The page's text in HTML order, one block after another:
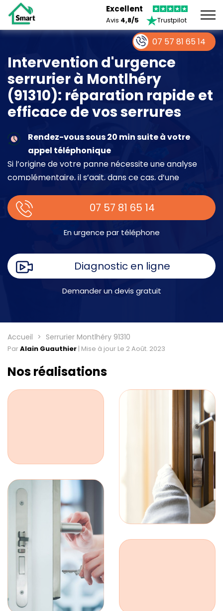
Excellent
Avis 4,8/5 Trustpilot
Intervention d'urgence
serrurier à Montlhéry
(91310): réparation rapide et
efficace de vos serrures
Rendez-vous sous 20 min suite à votre
appel téléphonique
Si l’origine de votre panne nécessite une analyse
complémentaire, il s’agit, dans ce cas, d’une
place.
07 57 81 65 14
En urgence par téléphone
Diagnostic en ligne
Demander un devis gratuit
Accueil Serrurier Montlhéry 91310
ParAlain Guauthier | Mise à jour Le 2 Août. 2023
Nos réalisations
07 57 81 65 14